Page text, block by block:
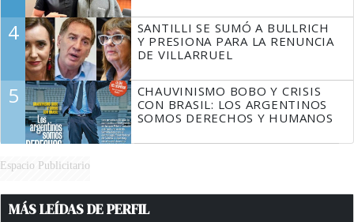
4
SANTILLI SE SUMÓ A BULLRICH
Y PRESIONA PARA LA RENUNCIA
DE VILLARRUEL
5
CHAUVINISMO BOBO Y CRISIS
CON BRASIL: LOS ARGENTINOS
SOMOS DERECHOS Y HUMANOS
Espacio Publicitario
MÁS LEÍDAS DE PERFIL